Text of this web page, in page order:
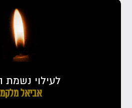
לעילוי נשמת
אביאל